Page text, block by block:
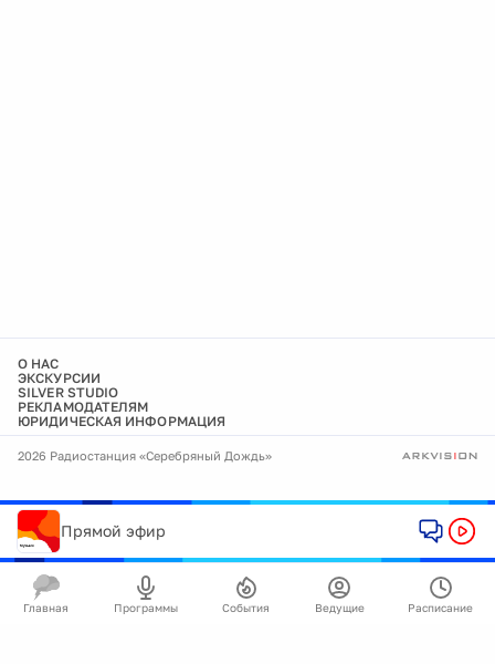
О НАС
ЭКСКУРСИИ
SILVER STUDIO
РЕКЛАМОДАТЕЛЯМ
ЮРИДИЧЕСКАЯ ИНФОРМАЦИЯ
2026 Радиостанция «Серебряный Дождь»
Прямой эфир
Главная Программы События Ведущие Расписание